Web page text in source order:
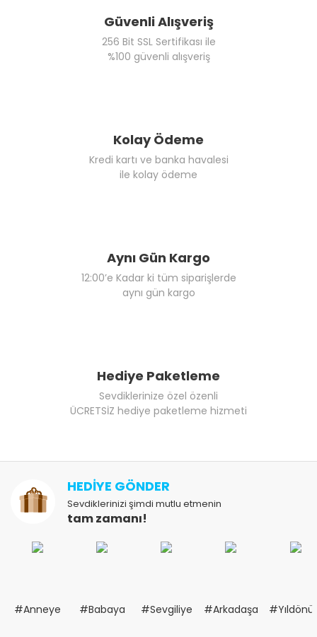
Güvenli Alışveriş
256 Bit SSL Sertifikası ile
%100 güvenli alışveriş
Kolay Ödeme
Kredi kartı ve banka havalesi
ile kolay ödeme
Aynı Gün Kargo
12:00’e Kadar ki tüm siparişlerde
aynı gün kargo
Hediye Paketleme
Sevdiklerinize özel özenli
ÜCRETSİZ hediye paketleme hizmeti
HEDİYE GÖNDER
Sevdiklerinizi şimdi mutlu etmenin
tam zamanı!
#Anneye #Babaya #Sevgiliye #Arkadaşa